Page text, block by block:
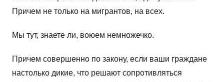
Причем не только на мигрантов, на всех.
Мы тут, знаете ли, воюем немножечко.
Причем совершенно по закону, если ваши граждане
настолько дикие, что решают сопротивляться